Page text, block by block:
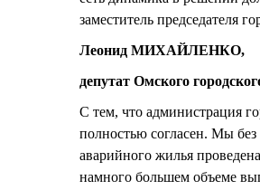
заместитель
Леонид МИХАЙЛЕНКО,
депутат Омского
С тем, что администрация
полностью согласен. Мы
аварийного жилья
намного большем объеме